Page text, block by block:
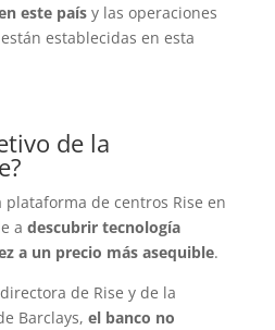
este paísy las operaciones
establecidas en esta
de la
plataforma de centros Rise en
a descubrir tecnología
a un precio más asequible.
de Rise y de la
Barclays, el banco no